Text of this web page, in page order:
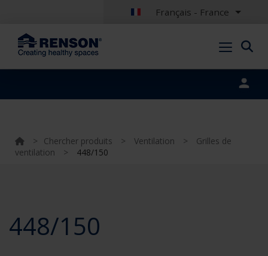
Français - France
> Chercher produits > Ventilation >
Grilles de
ventilation
> 448/150
448/150